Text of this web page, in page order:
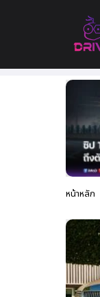
เรื่อ
ล่า
คุณอยู่ที่
หน้าหลัก